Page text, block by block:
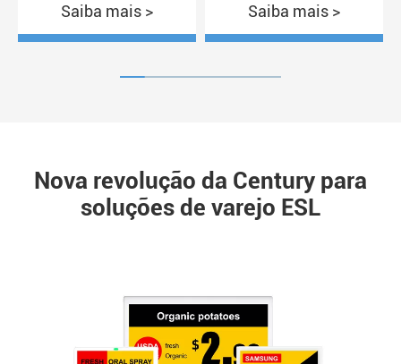
Saiba mais > Saiba mais >
Nova revolução da Century para
soluções de varejo ESL